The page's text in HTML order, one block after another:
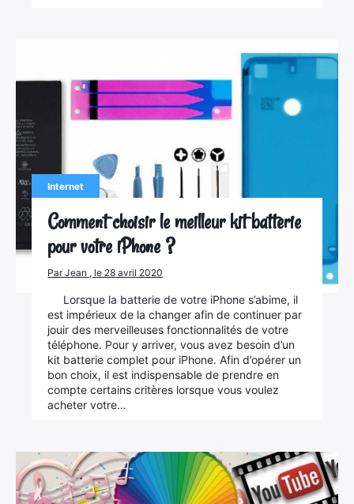
Internet
Comment choisir le meilleur kit batterie
pour votre iPhone ?
Par Jean , le 28 avril 2020
Lorsque la batterie de votre iPhone s’abime, il
est impérieux de la changer afin de continuer par
jouir des merveilleuses fonctionnalités de votre
téléphone. Pour y arriver, vous avez besoin d’un
kit batterie complet pour iPhone. Afin d’opérer un
bon choix, il est indispensable de prendre en
compte certains critères lorsque vous voulez
acheter votre…